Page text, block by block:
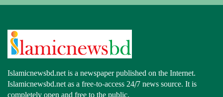
Islamicnewsbd.net is a newspaper published on the Internet.
Islamicnewsbd.net as a free-to-access 24/7 news source. It is